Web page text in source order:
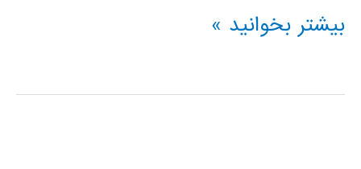
آموزش
ابزار
بیشتر بخوانید »